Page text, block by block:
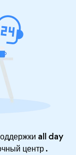
all day
центр.